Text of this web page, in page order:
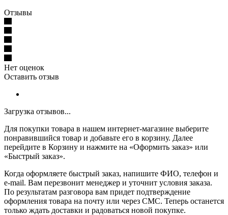
Отзывы
Нет оценок
Оставить отзыв
Загрузка отзывов...
Для покупки товара в нашем интернет-магазине выберите
понравившийся товар и добавьте его в корзину. Далее
перейдите в Корзину и нажмите на «Оформить заказ» или
«Быстрый заказ».
Когда оформляете быстрый заказ, напишите ФИО, телефон и
e-mail. Вам перезвонит менеджер и уточнит условия заказа.
По результатам разговора вам придет подтверждение
оформления товара на почту или через СМС. Теперь останется
только ждать доставки и радоваться новой покупке.